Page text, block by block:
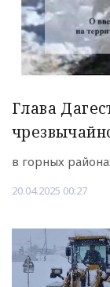
Глава
в горных
20.04.2025 00:27